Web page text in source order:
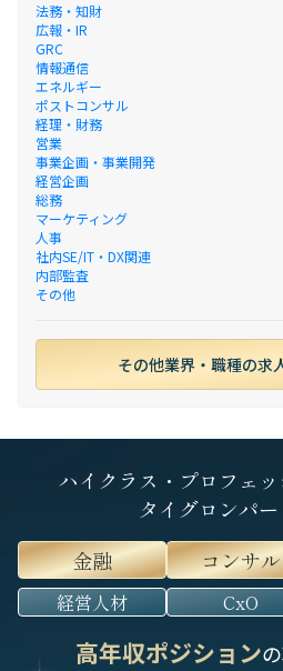
法務・知財
広報・IR
GRC
情報通信
エネルギー
ポストコンサル
経理・財務
営業
事業企画・事業開発
経営企画
総務
マーケティング
人事
社内SE/IT・DX関連
内部監査
その他
その他業界・職種の求
ハイクラス・プロフェ
タイグロンパ
金融
コンサル
経営人材 CxO
高年収ポジション